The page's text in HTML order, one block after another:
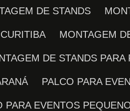
DE STANDS
MONTAGEM
DE STANDS
PALCO PARA
PARA EVENTOS